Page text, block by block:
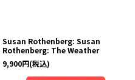
Susan Rothenberg: Susan
Rothenberg: The Weather
9,900円(税込)